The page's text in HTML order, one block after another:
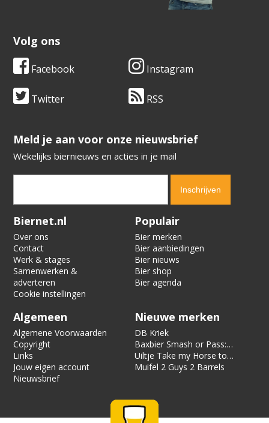
Volg ons
Facebook Instagram
Twitter RSS
​​​​​​​Meld je aan voor onze nieuwsbrief
Wekelijks biernieuws en acties in je mail
Verification code:
Biernet.nl
Over ons
Contact
Werk & stages
Samenwerken &
adverteren
Cookie instellingen
Populair
Bier merken
Bier aanbiedingen
Bier nieuws
Bier shop
Bier agenda
Algemeen
Algemene Voorwaarden
Copyright
Links
Jouw eigen account
Nieuwsbrief
Nieuwe merken
DB Kriek
Baxbier Smash or Pass:
Strata
Uiltje Take my Horse to
the Hotel Room
Muifel 2 Guys 2 Barrels